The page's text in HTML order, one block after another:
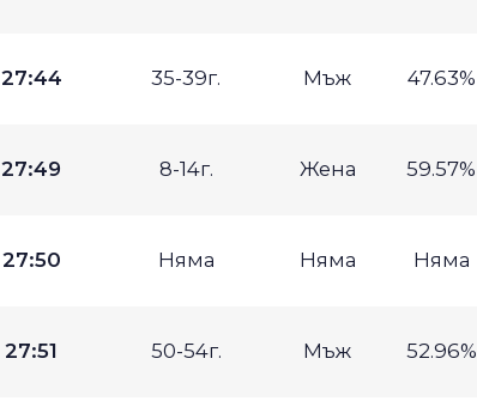
27:44 35-39г. Мъж 47.63%
27:49 8-14г. Жена 59.57%
27:50 Няма Няма Няма
27:51 50-54г. Мъж 52.96%